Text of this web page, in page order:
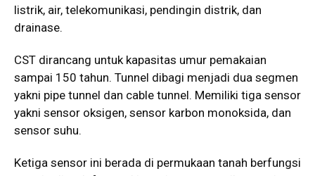
listrik, air, telekomunikasi, pendingin distrik, dan
drainase.
CST dirancang untuk kapasitas umur pemakaian
sampai 150 tahun. Tunnel dibagi menjadi dua segmen
yakni pipe tunnel dan cable tunnel. Memiliki tiga sensor
yakni sensor oksigen, sensor karbon monoksida, dan
sensor suhu.
Ketiga sensor ini berada di permukaan tanah berfungsi